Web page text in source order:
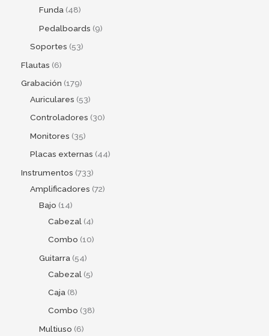
Funda 48
Pedalboards 9
Soportes 53
Flautas 6
Grabación 179
Auriculares 53
Controladores 30
Monitores 35
Placas externas 44
Instrumentos 733
Amplificadores 72
Bajo 14
Cabezal 4
Combo 10
Guitarra 54
Cabezal 5
Caja 8
Combo 38
Multiuso 6